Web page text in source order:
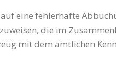
eine fehlerhafte
die im
mit dem amtlichen